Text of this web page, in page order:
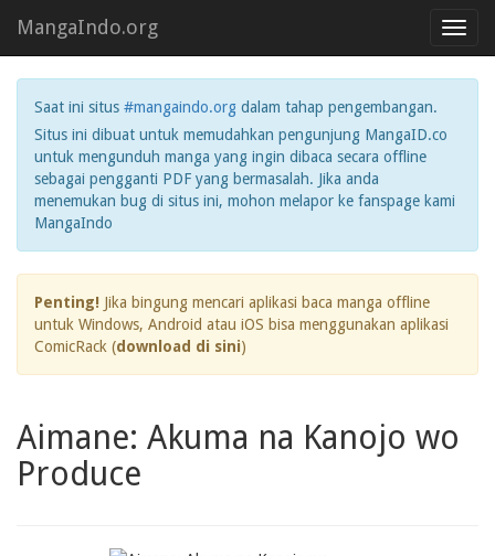
MangaIndo.org
Saat ini situs #mangaindo.org dalam tahap pengembangan.
Situs ini dibuat untuk memudahkan pengunjung MangaID.co
untuk mengunduh manga yang ingin dibaca secara offline
sebagai pengganti PDF yang bermasalah. Jika anda
menemukan bug di situs ini, mohon melapor ke fanspage kami
MangaIndo
Penting! Jika bingung mencari aplikasi baca manga offline
untuk Windows, Android atau iOS bisa menggunakan aplikasi
ComicRack (download di sini)
Aimane: Akuma na Kanojo wo
Produce